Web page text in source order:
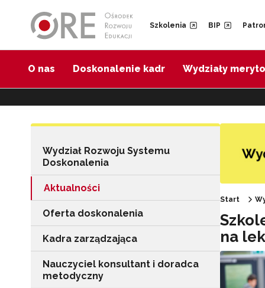
Szkolenia BIP
O nas Doskonalenie kadr Wydziały
Wydział Rozwoju Systemu
Doskonalenia
Aktualności
Oferta doskonalenia
Kadra zarządzająca
Nauczyciel konsultant i doradca
metodyczny
Start
na